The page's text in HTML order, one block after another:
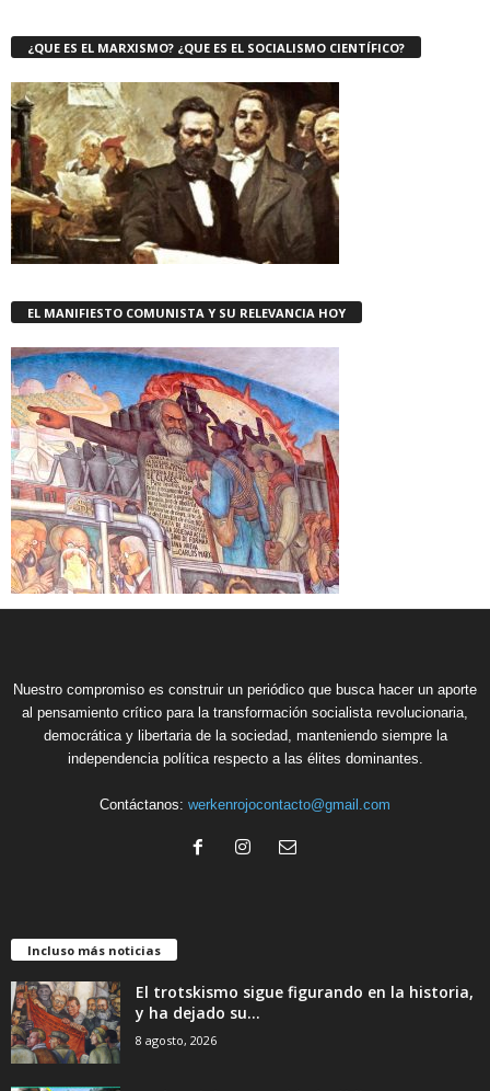
¿QUE ES EL MARXISMO? ¿QUE ES EL SOCIALISMO CIENTÍFICO?
EL MANIFIESTO COMUNISTA Y SU RELEVANCIA HOY
Nuestro compromiso es construir un periódico que busca hacer un aporte
al pensamiento crítico para la transformación socialista revolucionaria,
democrática y libertaria de la sociedad, manteniendo siempre la
independencia política respecto a las élites dominantes.
Contáctanos: werkenrojocontacto@gmail.com
Incluso más noticias
El trotskismo sigue figurando en la historia,
y ha dejado su...
8 agosto, 2026